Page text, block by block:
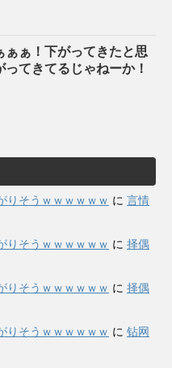
ぁぁ！下がってきたと思
ってきてるじゃねーか！
りそうｗｗｗｗｗｗ に 言情
りそうｗｗｗｗｗｗ に 择偶
りそうｗｗｗｗｗｗ に 择偶
りそうｗｗｗｗｗｗ に 钻网